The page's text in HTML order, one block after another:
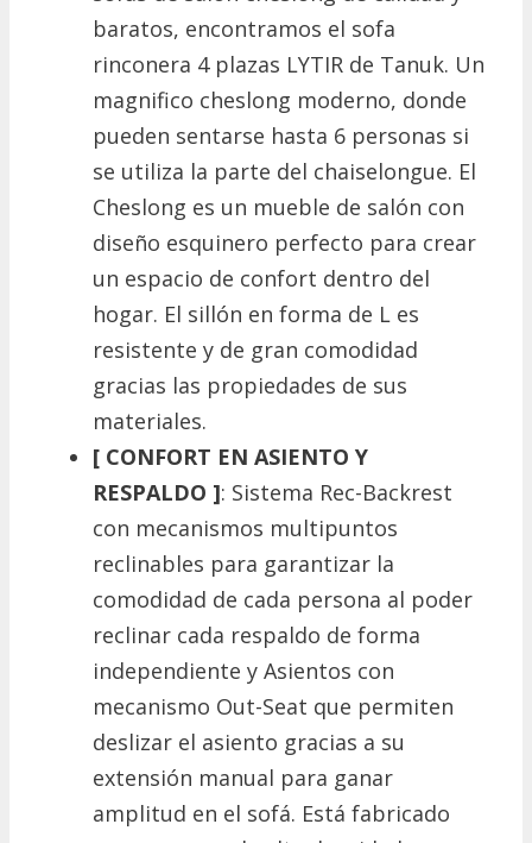
baratos, encontramos el sofa
rinconera 4 plazas LYTIR de Tanuk. Un
magnifico cheslong moderno, donde
pueden sentarse hasta 6 personas si
se utiliza la parte del chaiselongue. El
Cheslong es un mueble de salón con
diseño esquinero perfecto para crear
un espacio de confort dentro del
hogar. El sillón en forma de L es
resistente y de gran comodidad
gracias las propiedades de sus
materiales.
[ CONFORT EN ASIENTO Y
RESPALDO ]: Sistema Rec-Backrest
con mecanismos multipuntos
reclinables para garantizar la
comodidad de cada persona al poder
reclinar cada respaldo de forma
independiente y Asientos con
mecanismo Out-Seat que permiten
deslizar el asiento gracias a su
extensión manual para ganar
amplitud en el sofá. Está fabricado